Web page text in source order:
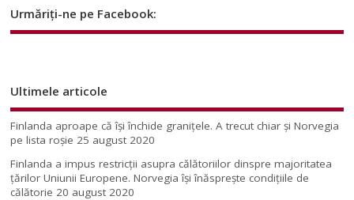
Urmăriți-ne pe Facebook:
Ultimele articole
Finlanda aproape că își închide granițele. A trecut chiar și Norvegia
pe lista roșie 25 august 2020
Finlanda a impus restricţii asupra călătoriilor dinspre majoritatea
ţărilor Uniunii Europene. Norvegia își înăsprește condițiile de
călătorie 20 august 2020